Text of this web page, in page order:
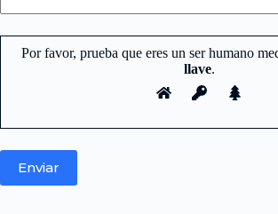
Por favor, prueba que eres un ser humano
llave.